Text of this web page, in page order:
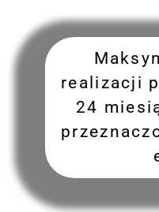
realizacji
24